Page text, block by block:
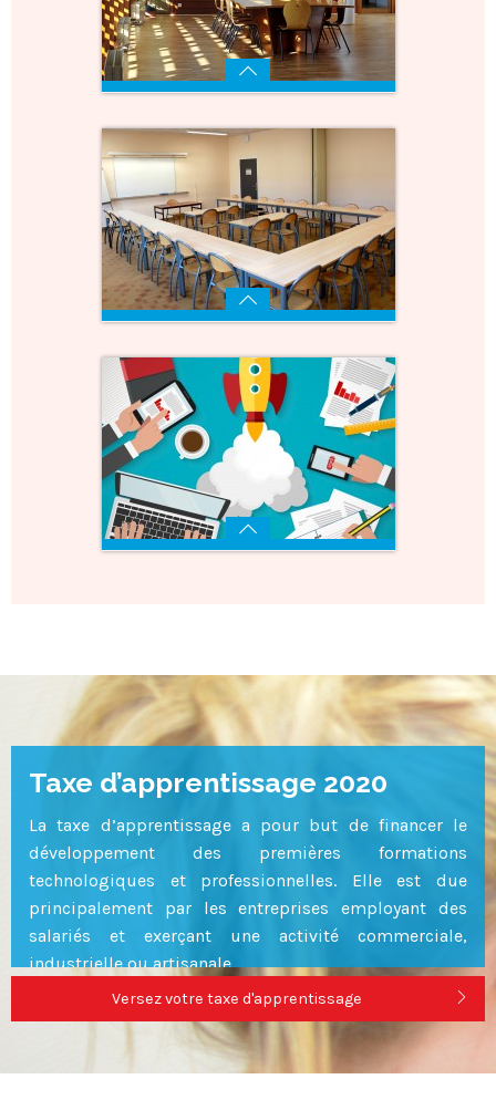
Voir
Capacité 100 personnes
Voir
Capacité 30 personnes
Voir
Voir
Taxe d’apprentissage 2020
La taxe d’apprentissage a pour but de financer le
développement des premières formations
technologiques et professionnelles. Elle est due
principalement par les entreprises employant des
salariés et exerçant une activité commerciale,
industrielle ou artisanale.
Depuis la loi sur l’avenir professionnel , la collecte de
la taxe a évolué. Nous vous présentons les nouvelles
Versez votre taxe d'apprentissage